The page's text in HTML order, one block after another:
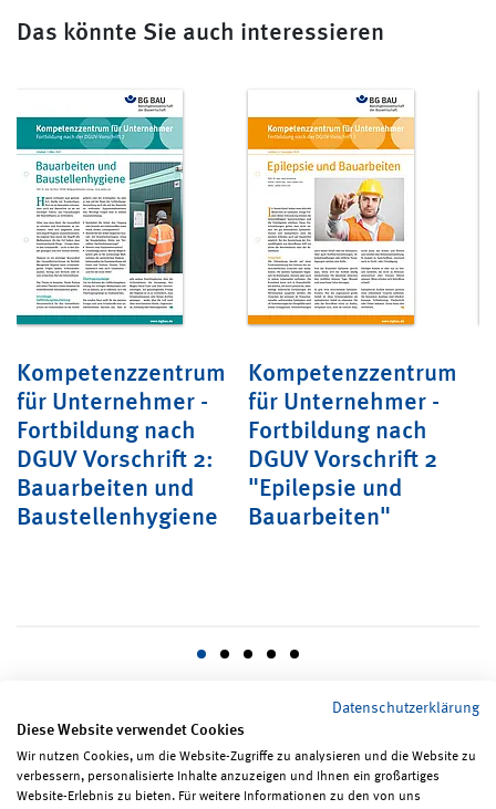
Das könnte Sie auch interessieren
Kompetenzzentrum
für Unternehmer -
Fortbildung nach
DGUV Vorschrift 2:
Bauarbeiten und
Baustellenhygiene
Kompetenzzentrum
für Unternehmer -
Fortbildung nach
DGUV Vorschrift 2
"Epilepsie und
Bauarbeiten"
Seite teilen Seite drucken
Datenschutzerklärung
Diese Website verwendet Cookies
Wir nutzen Cookies, um die Website-Zugriffe zu analysieren und die Website zu
verbessern, personalisierte Inhalte anzuzeigen und Ihnen ein großartiges
Website-Erlebnis zu bieten. Für weitere Informationen zu den von uns